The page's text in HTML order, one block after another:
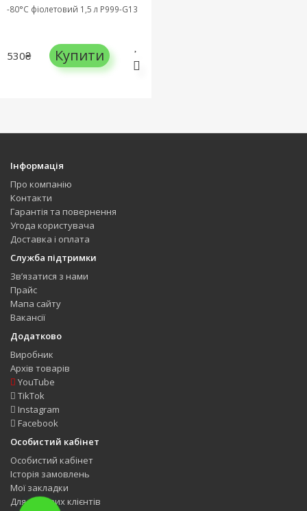
-80°C фіолетовий 1,5 л P999-G13
530₴ Купити
Інформація
Про компанію
Контакти
Гарантія та повернення
Угода користувача
Доставка і оплата
Служба підтримки
Зв’язатися з нами
Прайс
Мапа сайту
Вакансії
Додатково
Виробник
Архів товарів
YouTube
TikTok
Instagram
Facebook
Особистий кабінет
Особистий кабінет
Історія замовлень
Мої закладки
Для оптових клієнтів